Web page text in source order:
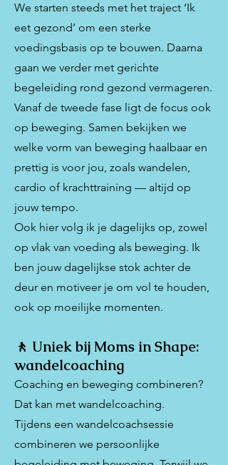
We starten steeds met het traject ‘Ik
eet gezond’ om een sterke
voedingsbasis op te bouwen. Daarna
gaan we verder met gerichte
begeleiding rond gezond vermageren.
Vanaf de tweede fase ligt de focus ook
op beweging. Samen bekijken we
welke vorm van beweging haalbaar en
prettig is voor jou, zoals wandelen,
cardio of krachttraining — altijd op
jouw tempo.
Ook hier volg ik je dagelijks op, zowel
op vlak van voeding als beweging. Ik
ben jouw dagelijkse stok achter de
deur en motiveer je om vol te houden,
ook op moeilijke momenten.
🚶 Uniek bij Moms in Shape:
wandelcoaching
Coaching en beweging combineren?
Dat kan met wandelcoaching.
Tijdens een wandelcoachsessie
combineren we persoonlijke